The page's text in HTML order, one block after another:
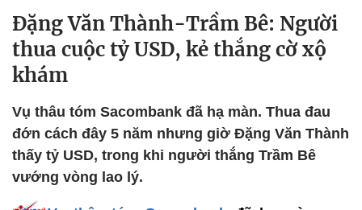
Đặng Văn Thành-Trầm Bê: Người
thua cuộc tỷ USD, kẻ thắng cờ xộ
khám
Vụ thâu tóm Sacombank đã hạ màn. Thua đau
đớn cách đây 5 năm nhưng giờ Đặng Văn Thành
thấy tỷ USD, trong khi người thắng Trầm Bê
vướng vòng lao lý.